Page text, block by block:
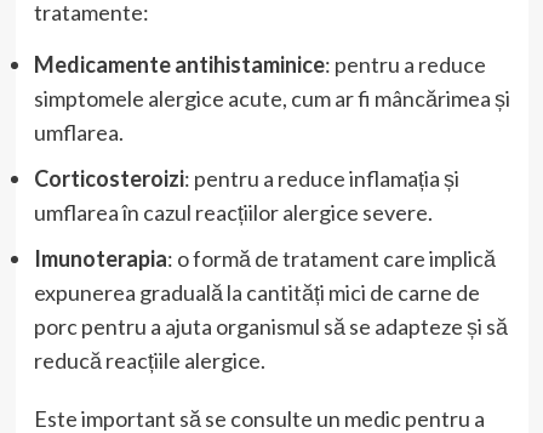
tratamente:
Medicamente antihistaminice: pentru a reduce
simptomele alergice acute, cum ar fi mâncărimea și
umflarea.
Corticosteroizi: pentru a reduce inflamația și
umflarea în cazul reacțiilor alergice severe.
Imunoterapia: o formă de tratament care implică
expunerea graduală la cantități mici de carne de
porc pentru a ajuta organismul să se adapteze și să
reducă reacțiile alergice.
Este important să se consulte un medic pentru a